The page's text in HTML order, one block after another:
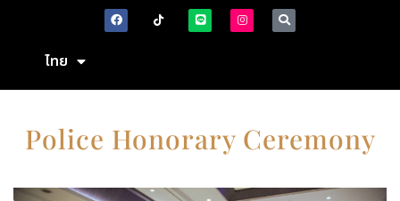
ไทย
English
Police Honorary Ceremony